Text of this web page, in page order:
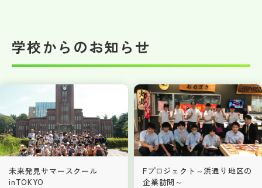
学校からのお知らせ
未来発見サマースクール
inTOKYO
Fプロジェクト～浜通り地区の
企業訪問～